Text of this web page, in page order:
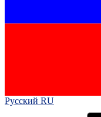
Русский RU‎